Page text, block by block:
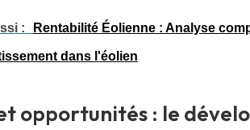
: Rentabilité Éolienne : Analyse
dans l'éolien
opportunités : le